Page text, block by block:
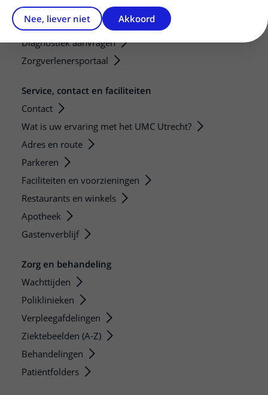
Mijn patiënt verwijzen
Teleconsult aanvragen
Diagnostiek aanvragen
Zorgverlenersportaal
Service, contact en faciliteiten
Contact
Wat is uw ervaring met het UMC Utrecht?
Adres en route
Parkeren
Faciliteiten en voorzieningen
Restaurants en winkels
Apotheek
Gastenverblijf
Zorg en behandeling
Wachttijden
Poliklinieken
Verpleegafdelingen
Ziektebeelden (A-Z)
Behandelingen
Patiëntfolders
Nee, liever niet Akkoord